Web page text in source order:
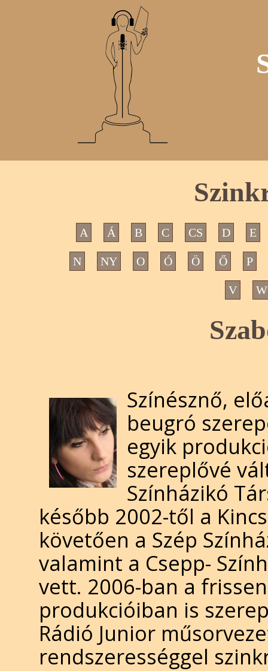
A Á B C CS D E
N NY O Ó Ö Ő P
V W
Színésznő,
beugró
egyik
szereplővé
Színházikó
később 2002-től a
követően a Szép
valamint a Csepp-
vett. 2006-ban a
produkcióiban is
Rádió Junior
rendszerességgel